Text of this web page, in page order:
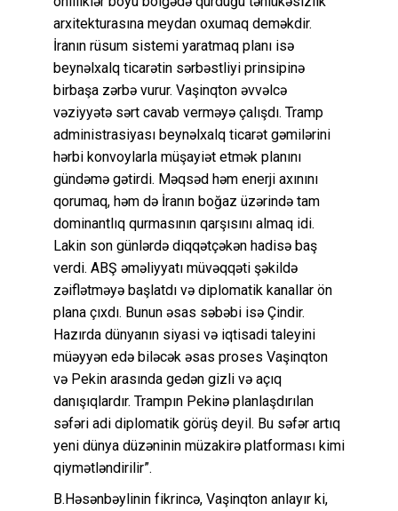
arxitekturasına meydan oxumaq deməkdir.
İranın rüsum sistemi yaratmaq planı isə
beynəlxalq ticarətin sərbəstliyi prinsipinə
birbaşa zərbə vurur. Vaşinqton əvvəlcə
vəziyyətə sərt cavab verməyə çalışdı. Tramp
administrasiyası beynəlxalq ticarət gəmilərini
hərbi konvoylarla müşayiət etmək planını
gündəmə gətirdi. Məqsəd həm enerji axınını
qorumaq, həm də İranın boğaz üzərində tam
dominantlıq qurmasının qarşısını almaq idi.
Lakin son günlərdə diqqətçəkən hadisə baş
verdi. ABŞ əməliyyatı müvəqqəti şəkildə
zəiflətməyə başlatdı və diplomatik kanallar ön
plana çıxdı. Bunun əsas səbəbi isə Çindir.
Hazırda dünyanın siyasi və iqtisadi taleyini
müəyyən edə biləcək əsas proses Vaşinqton
və Pekin arasında gedən gizli və açıq
danışıqlardır. Trampın Pekinə planlaşdırılan
səfəri adi diplomatik görüş deyil. Bu səfər artıq
yeni dünya düzəninin müzakirə platforması kimi
qiymətləndirilir”.
B.Həsənbəylinin fikrincə, Vaşinqton anlayır ki,